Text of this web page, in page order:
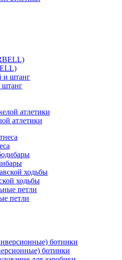
штанг
атлетики
ходьбы
петли
ботинки